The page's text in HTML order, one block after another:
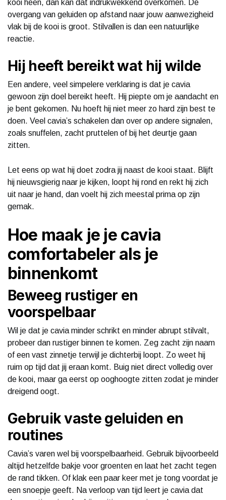
kooi heen, dan kan dat indrukwekkend overkomen. De
overgang van geluiden op afstand naar jouw aanwezigheid
vlak bij de kooi is groot. Stilvallen is dan een natuurlijke
reactie.
Hij heeft bereikt wat hij wilde
Een andere, veel simpelere verklaring is dat je cavia
gewoon zijn doel bereikt heeft. Hij piepte om je aandacht en
je bent gekomen. Nu hoeft hij niet meer zo hard zijn best te
doen. Veel cavia’s schakelen dan over op andere signalen,
zoals snuffelen, zacht pruttelen of bij het deurtje gaan
zitten.
Let eens op wat hij doet zodra jij naast de kooi staat. Blijft
hij nieuwsgierig naar je kijken, loopt hij rond en rekt hij zich
uit naar je hand, dan voelt hij zich meestal prima op zijn
gemak.
Hoe maak je je cavia
comfortabeler als je
binnenkomt
Beweeg rustiger en
voorspelbaar
Wil je dat je cavia minder schrikt en minder abrupt stilvalt,
probeer dan rustiger binnen te komen. Zeg zacht zijn naam
of een vast zinnetje terwijl je dichterbij loopt. Zo weet hij
ruim op tijd dat jij eraan komt. Buig niet direct volledig over
de kooi, maar ga eerst op ooghoogte zitten zodat je minder
dreigend oogt.
Gebruik vaste geluiden en
routines
Cavia’s varen wel bij voorspelbaarheid. Gebruik bijvoorbeeld
altijd hetzelfde bakje voor groenten en laat het zacht tegen
de rand tikken. Of klak een paar keer met je tong voordat je
een snoepje geeft. Na verloop van tijd leert je cavia dat